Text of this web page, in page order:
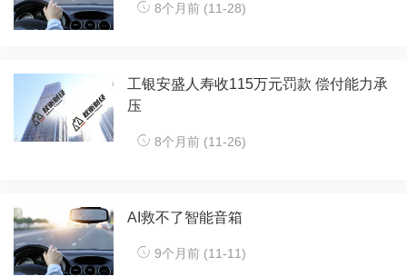
8个月前 (11-28)
工银安盛人寿收115万元罚款 偿付能力承
压
8个月前 (11-26)
AI救不了智能音箱
9个月前 (11-11)